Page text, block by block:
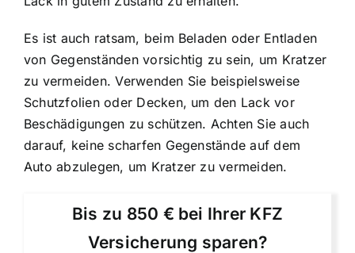
Es ist auch ratsam, beim Beladen oder Entladen
von Gegenständen vorsichtig zu sein, um Kratzer
zu vermeiden. Verwenden Sie beispielsweise
Schutzfolien oder Decken, um den Lack vor
Beschädigungen zu schützen. Achten Sie auch
darauf, keine scharfen Gegenstände auf dem
Auto abzulegen, um Kratzer zu vermeiden.
Bis zu 850 € bei Ihrer KFZ
Versicherung sparen?